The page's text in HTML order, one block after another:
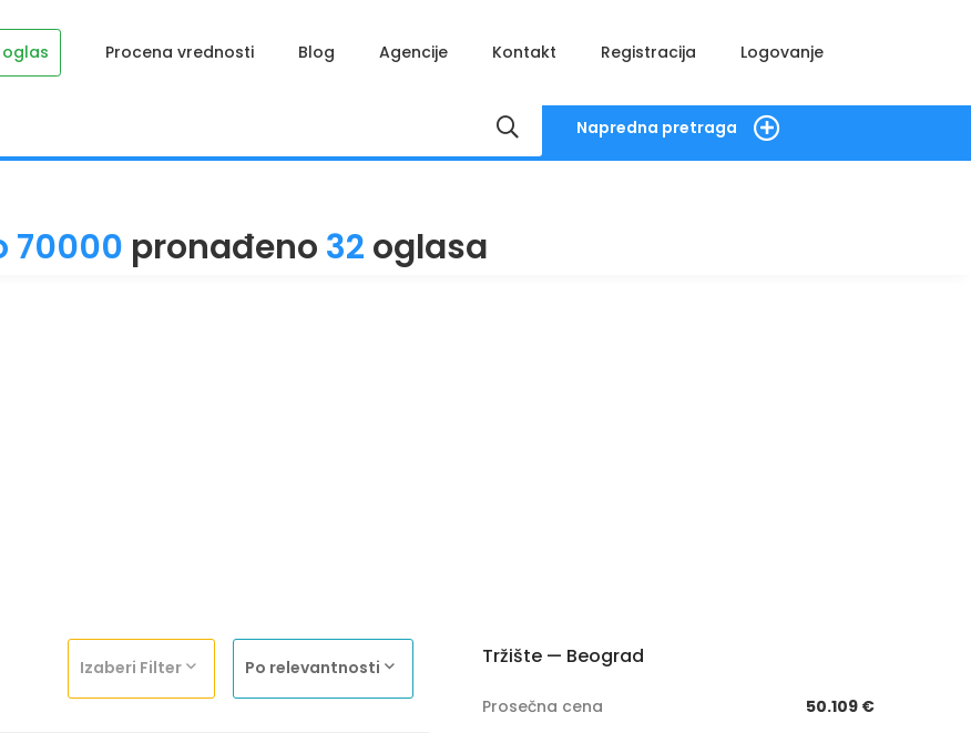
oglas Procena vrednosti Blog Agencije Kontakt Registracija Logovanje
Napredna pretraga
70000 pronađeno 32 oglasa
Izaberi Filter Po relevantnosti Tržište — Beograd
Prosečna cena
50.109 €